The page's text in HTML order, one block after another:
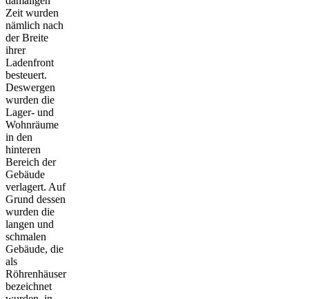
Zeit wurden
nämlich nach
der Breite
ihrer
Ladenfront
besteuert.
Deswergen
wurden die
Lager- und
Wohnräume
in den
hinteren
Bereich der
Gebäude
verlagert. Auf
Grund dessen
wurden die
langen und
schmalen
Gebäude, die
als
Röhrenhäuser
bezeichnet